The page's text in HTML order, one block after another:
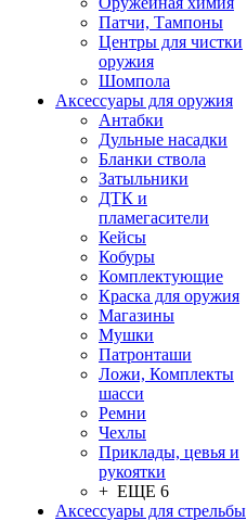
Патчи, Тампоны
Центры для чистки
оружия
Шомпола
Аксессуары для оружия
Антабки
Дульные насадки
Бланки ствола
Затыльники
ДТК и
пламегасители
Кейсы
Кобуры
Комплектующие
Краска для оружия
Магазины
Мушки
Патронташи
Ложи, Комплекты
шасси
Ремни
Чехлы
Приклады, цевья и
рукоятки
+ ЕЩЕ 6
Аксессуары для стрельбы